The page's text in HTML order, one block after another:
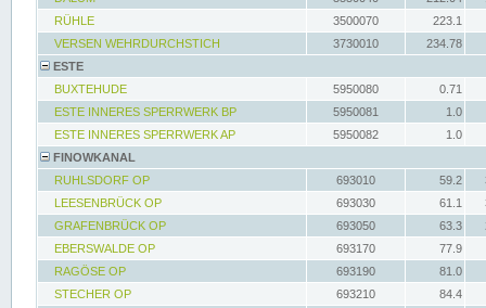
RÜHLE
3500070
223.1
VERSEN WEHRDURCHSTICH
3730010
234.78
ESTE
BUXTEHUDE
5950080
0.71
ESTE INNERES SPERRWERK BP
5950081
1.0
ESTE INNERES SPERRWERK AP
5950082
1.0
FINOWKANAL
RUHLSDORF OP
693010 59.2
LEESENBRÜCK OP
693030 61.1
GRAFENBRÜCK OP
693050 63.3
EBERSWALDE OP
693170
77.9
RAGÖSE OP
693190
81.0
STECHER OP
693210
84.4